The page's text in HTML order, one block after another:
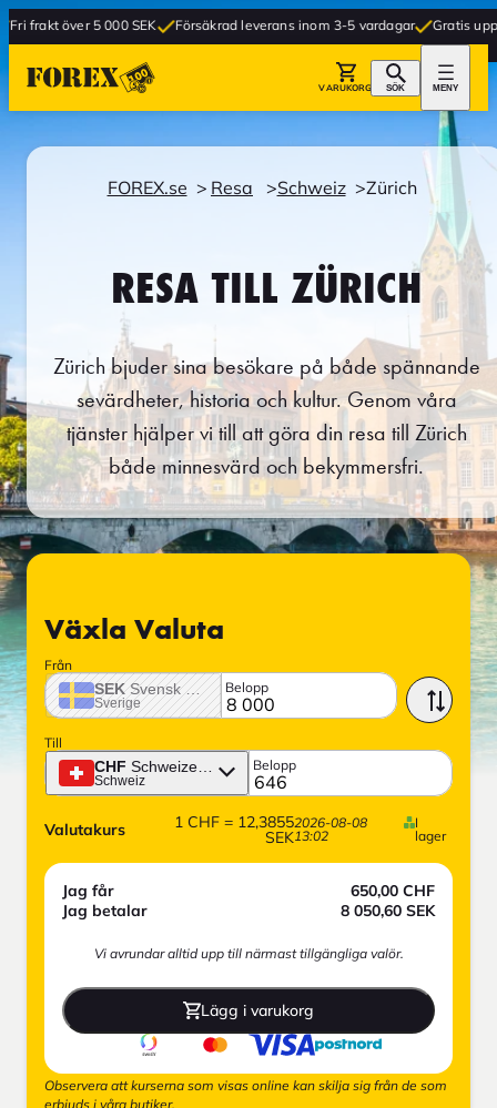
5 000 SEK Försäkrad leverans inom 3-5 vardagar Gratis upphämtning i
VARUKORG SÖK MENY
FOREX.se Resa Schweiz Zürich
RESA TILL ZÜRICH
Zürich bjuder sina besökare på både spännande
sevärdheter, historia och kultur. Genom våra
tjänster hjälper vi till att göra din resa till Zürich
både minnesvärd och bekymmersfri.
Växla Valuta
Från
SEK Svensk krona
Sverige
Belopp
Till
CHF Schweizerfranc
Schweiz
Belopp
Valutakurs 1 CHF = 12,3855
SEK
2026-08-08
13:02
I
lager
Jag får 650,00 CHF
Jag betalar
8 050,60 SEK
Vi avrundar alltid upp till närmast tillgängliga valör.
Lägg i varukorg
Observera att kurserna som visas online kan skilja sig från de som
erbjuds i våra butiker.